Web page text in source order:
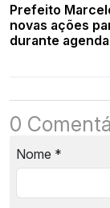
Prefeito
novas ações
durante
0
Nome *